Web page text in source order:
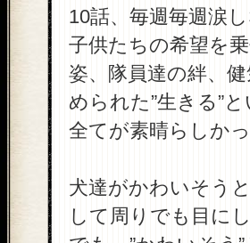
10話、毎週毎週涙
子供たちの希望を
姿、隊員達の絆、
められた”生きる”
全てが素晴らしかっ
犬達がかわいそう
して周りでも目にし